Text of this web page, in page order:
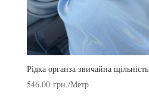
Рідка органза звичайна щільність
546.00 грн./Метр